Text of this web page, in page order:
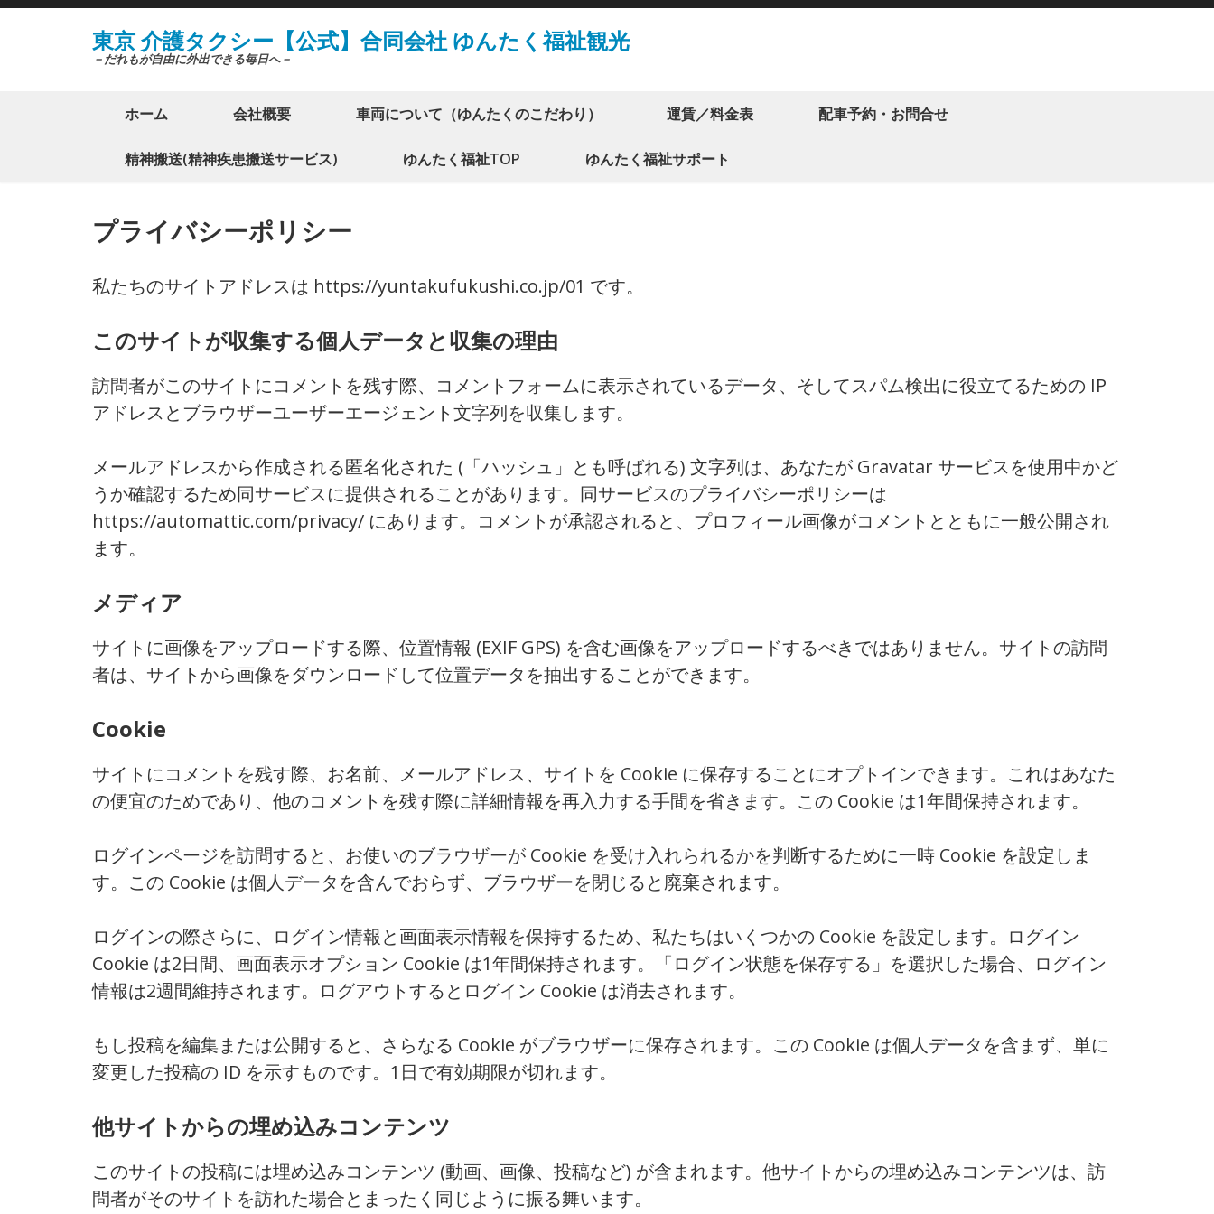
コ
東京 介護タクシー【公式】合同会社 ゆんたく福祉観光
－だれもが自由に外出できる毎日へ－
ホーム 会社概要 車両について（ゆんたくのこだわり） 運賃／料金表 配車予約・お問合せ
精神搬送(精神疾患搬送サービス) ゆんたく福祉TOP ゆんたく福祉サポート
プライバシーポリシー
私たちのサイトアドレスは https://yuntakufukushi.co.jp/01 です。
このサイトが収集する個人データと収集の理由
訪問者がこのサイトにコメントを残す際、コメントフォームに表示されているデータ、そしてスパム検出に役立てるための IP
アドレスとブラウザーユーザーエージェント文字列を収集します。
メールアドレスから作成される匿名化された (「ハッシュ」とも呼ばれる) 文字列は、あなたが Gravatar サービスを使用中かど
うか確認するため同サービスに提供されることがあります。同サービスのプライバシーポリシーは
https://automattic.com/privacy/ にあります。コメントが承認されると、プロフィール画像がコメントとともに一般公開され
ます。
メディア
サイトに画像をアップロードする際、位置情報 (EXIF GPS) を含む画像をアップロードするべきではありません。サイトの訪問
者は、サイトから画像をダウンロードして位置データを抽出することができます。
Cookie
サイトにコメントを残す際、お名前、メールアドレス、サイトを Cookie に保存することにオプトインできます。これはあなた
の便宜のためであり、他のコメントを残す際に詳細情報を再入力する手間を省きます。この Cookie は1年間保持されます。
ログインページを訪問すると、お使いのブラウザーが Cookie を受け入れられるかを判断するために一時 Cookie を設定しま
す。この Cookie は個人データを含んでおらず、ブラウザーを閉じると廃棄されます。
ログインの際さらに、ログイン情報と画面表示情報を保持するため、私たちはいくつかの Cookie を設定します。ログイン
Cookie は2日間、画面表示オプション Cookie は1年間保持されます。「ログイン状態を保存する」を選択した場合、ログイン
情報は2週間維持されます。ログアウトするとログイン Cookie は消去されます。
もし投稿を編集または公開すると、さらなる Cookie がブラウザーに保存されます。この Cookie は個人データを含まず、単に
変更した投稿の ID を示すものです。1日で有効期限が切れます。
他サイトからの埋め込みコンテンツ
このサイトの投稿には埋め込みコンテンツ (動画、画像、投稿など) が含まれます。他サイトからの埋め込みコンテンツは、訪
問者がそのサイトを訪れた場合とまったく同じように振る舞います。